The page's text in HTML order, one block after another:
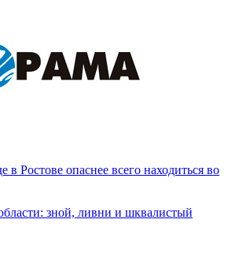
в Ростове опаснее всего находиться во
зной, ливни и шквалистый